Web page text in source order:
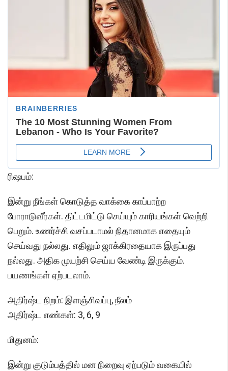
ரிஷபம்:
இன்று நீங்கள் கொடுத்த வாக்கை காப்பாற்ற
போராடுவீர்கள். திட்டமிட்டு செய்யும் காரியங்கள் வெற்றி
பெறும். உணர்ச்சி வசப்படாமல் நிதானமாக எதையும்
செய்வது நல்லது. எதிலும் ஜாக்கிரதையாக இருப்பது
நல்லது. அதிக முயற்சி செய்ய வேண்டி இருக்கும்.
பயணங்கள் ஏற்படலாம்.
அதிர்ஷ்ட நிறம்: இளஞ்சிவப்பு, நீலம்
அதிர்ஷ்ட எண்கள்: 3, 6, 9
மிதுனம்:
இன்று குடும்பத்தில் மன நிறைவு ஏற்படும் வகையில்